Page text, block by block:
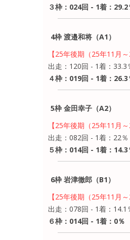
３枠：024回 - 1着：
4枠 渡邉和将（A1）
【25年後期（25年11月～
出走：120回 - 1着：
４枠：019回 - 1着：
5枠 金田幸子（A2）
【25年後期（25年11月～
出走：082回 - 1着：22
５枠：014回 - 1着：
6枠 岩津徹郎（B1）
【25年後期（25年11月～
出走：078回 - 1着：
６枠：014回 - 1着：0